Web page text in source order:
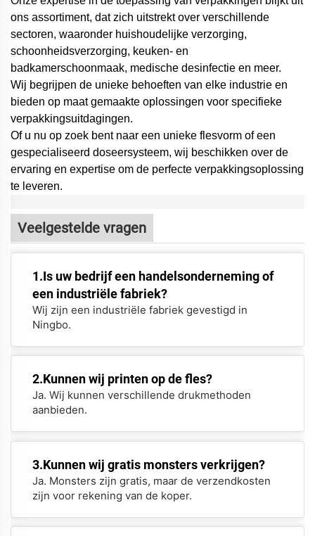
ons assortiment, dat zich uitstrekt over verschillende
sectoren, waaronder huishoudelijke verzorging,
schoonheidsverzorging, keuken- en
badkamerschoonmaak, medische desinfectie en meer.
Wij begrijpen de unieke behoeften van elke industrie en
bieden op maat gemaakte oplossingen voor specifieke
verpakkingsuitdagingen.
Of u nu op zoek bent naar een unieke flesvorm of een
gespecialiseerd doseersysteem, wij beschikken over de
ervaring en expertise om de perfecte verpakkingsoplossing
te leveren.
Veelgestelde vragen
1.Is uw bedrijf een handelsonderneming of
een industriële fabriek?
Wij zijn een industriële fabriek gevestigd in
Ningbo.
2.Kunnen wij printen op de fles?
Ja. Wij kunnen verschillende drukmethoden
aanbieden.
3.Kunnen wij gratis monsters verkrijgen?
Ja. Monsters zijn gratis, maar de verzendkosten
zijn voor rekening van de koper.